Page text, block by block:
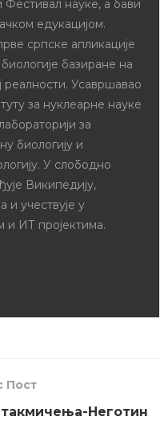
Фестивал науке, а бави
едукацијом.
српске апликације
базиране на
реалности. Усавршавао
за нуклеарне науке
за
биологију и
У слободно
Википедију,
и учествује у
и ИТ пројектима.
Пост
Неготин